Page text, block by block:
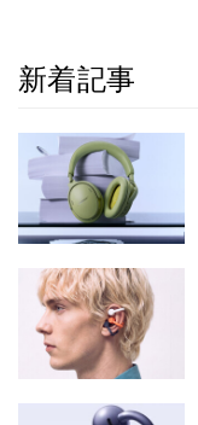
新着記事